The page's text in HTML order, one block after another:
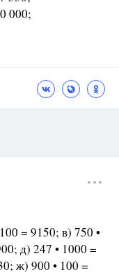
000;
= 9150; в) 750 •
д) 247 • 1000 =
ж) 900 • 100 =